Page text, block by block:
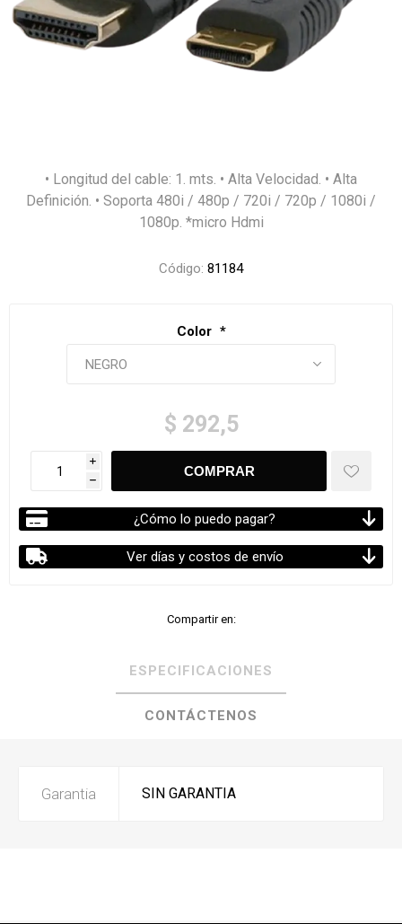
• Longitud del cable: 1. mts. • Alta Velocidad. • Alta
Definición. • Soporta 480i / 480p / 720i / 720p / 1080i /
1080p. *micro Hdmi
Código: 81184
Color *
$ 292,5
i
h
¿Cómo lo puedo pagar?
Ver días y costos de envío
Compartir en:
ESPECIFICACIONES
CONTÁCTENOS
Garantia SIN GARANTIA